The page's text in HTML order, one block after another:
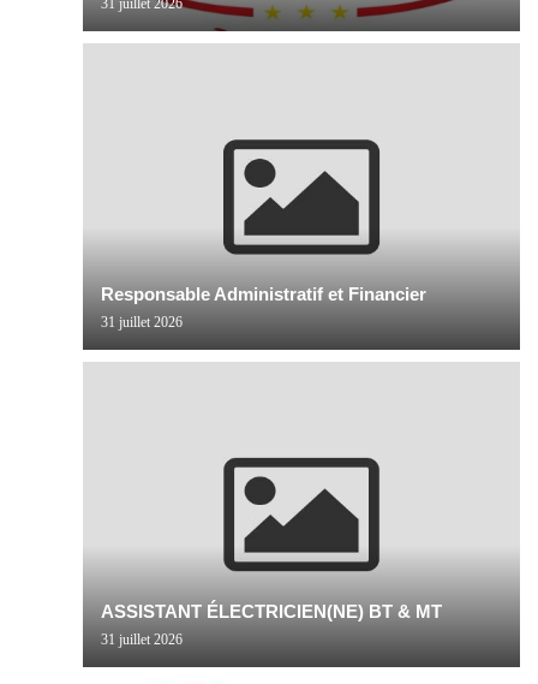
31 juillet 2026
Responsable Administratif et Financier
31 juillet 2026
ASSISTANT ÉLECTRICIEN(NE) BT & MT
31 juillet 2026